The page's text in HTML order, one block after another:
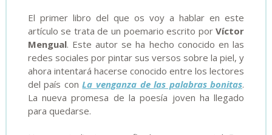
El primer libro del que os voy a hablar en este
artículo se trata de un poemario escrito porVíctor
Mengual. Este autor se ha hecho conocido en las
redes sociales por pintar sus versos sobre la piel, y
ahora intentará hacerse conocido entre los lectores
del país conLa venganza de las palabras bonitas.
La nueva promesa de la poesía joven ha llegado
para quedarse.